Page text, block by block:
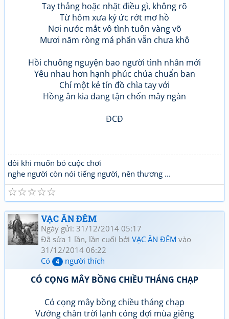
Tay thảng hoặc nhặt điều gì, không rõ
Từ hôm xưa ký ức rớt mơ hồ
Nơi nước mắt vô tình tuôn vàng võ
Mươi năm ròng má phấn vẫn chưa khô
Hồi chuông nguyện bao người tình nhân mới
Yêu nhau hơn hạnh phúc chúa chuẩn ban
Chỉ một kẻ tín đồ chìa tay với
Hồng ân kia đang tận chốn mây ngàn
ĐCĐ
đôi khi muốn bỏ cuộc chơi
nghe người còn nói tiếng người, nên thương ...
☆
☆
☆
☆
☆
VẠC ĂN ĐÊM
Ngày gửi: 31/12/2014 05:17
Đã sửa 1 lần, lần cuối bởi VẠC ĂN ĐÊM vào
31/12/2014 06:22
Có
4 người thích
CÓ CỌNG MÂY BỒNG CHIỀU THÁNG CHẠP
Có cọng mây bồng chiều tháng chạp
Vướng chân trời lạnh cóng đợi mùa giêng